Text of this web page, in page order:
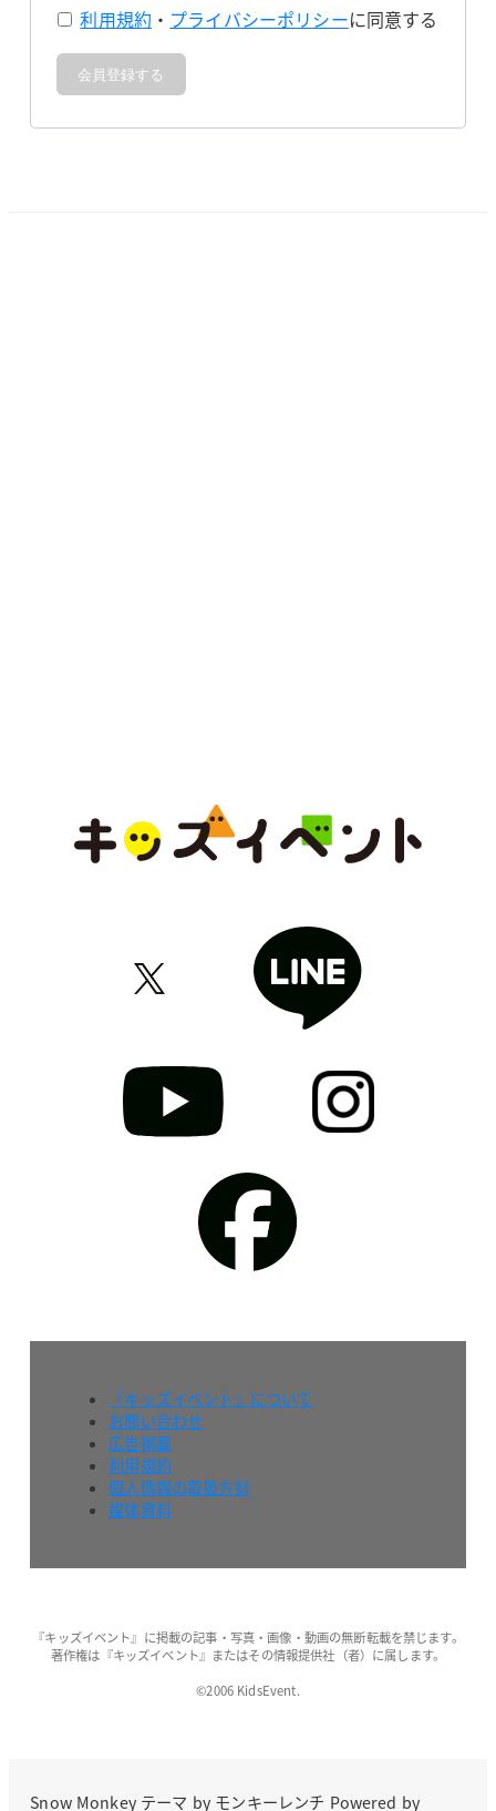
利用規約 ・ プライバシーポリシーに同意する
会員登録する
『キッズイベント』について
お問い合わせ
広告掲載
利用規約
個人情報の取扱方針
媒体資料
『キッズイベント』に掲載の記事・写真・画像・動画の無断転載を禁じます。
著作権は『キッズイベント』またはその情報提供社（者）に属します。
©2006 KidsEvent.
Snow Monkeyテーマ by モンキーレンチ Powered by